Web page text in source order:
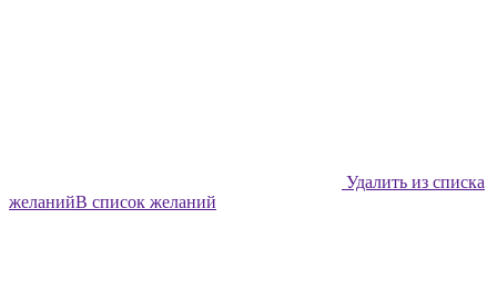
Удалить из списка
желанийВ список желаний